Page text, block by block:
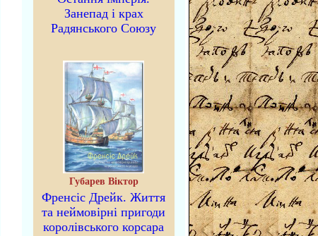
Занепад і крах
Радянського Союзу
Губарев Віктор
Френсіс Дрейк. Життя
та неймовірні пригоди
королівського корсара